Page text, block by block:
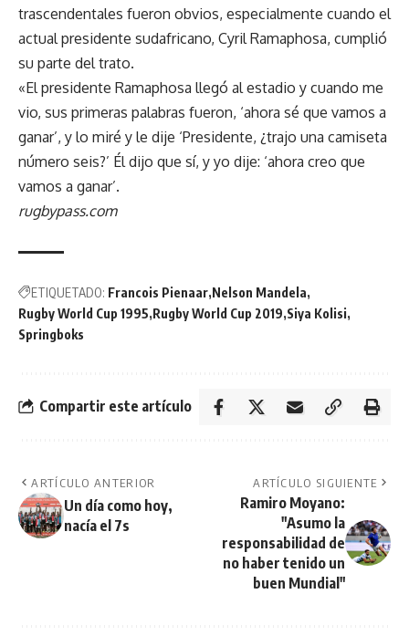
trascendentales fueron obvios, especialmente cuando el
actual presidente sudafricano, Cyril Ramaphosa, cumplió
su parte del trato.
«El presidente Ramaphosa llegó al estadio y cuando me
vio, sus primeras palabras fueron, ‘ahora sé que vamos a
ganar’, y lo miré y le dije ‘Presidente, ¿trajo una camiseta
número seis?’ Él dijo que sí, y yo dije: ‘ahora creo que
vamos a ganar’.
rugbypass.com
ETIQUETADO: Francois Pienaar Nelson Mandela
Rugby World Cup 1995 Rugby World Cup 2019 Siya Kolisi
Springboks
Compartir este artículo
ARTÍCULO ANTERIOR
Un día como hoy,
nacía el 7s
ARTÍCULO SIGUIENTE
Ramiro Moyano:
"Asumo la
responsabilidad de
no haber tenido un
buen Mundial"